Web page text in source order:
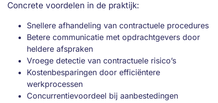
Concrete voordelen in de praktijk:
Snellere afhandeling van contractuele procedures
Betere communicatie met opdrachtgevers door
heldere afspraken
Vroege detectie van contractuele risico’s
Kostenbesparingen door efficiëntere
werkprocessen
Concurrentievoordeel bij aanbestedingen